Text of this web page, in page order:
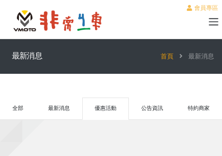
會員專區
最新消息 首頁 最新消息
全部 最新消息 優惠活動 公告資訊 特約商家